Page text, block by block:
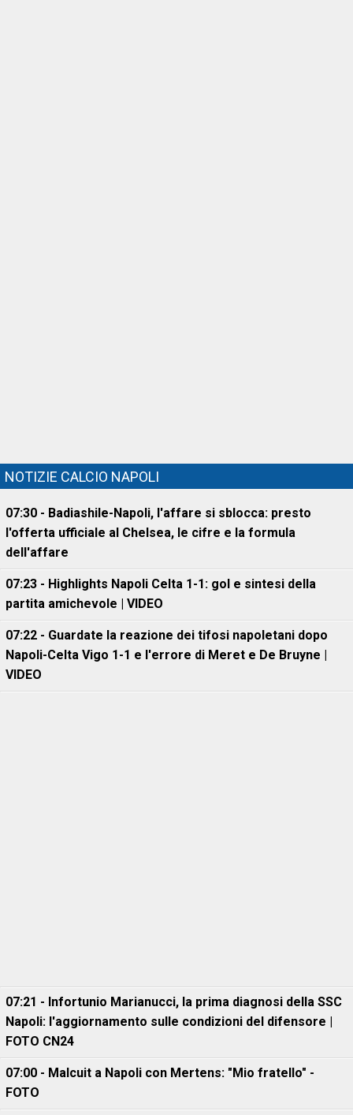
NOTIZIE CALCIO NAPOLI
07:30 - Badiashile-Napoli, l'affare si sblocca: presto
l'offerta ufficiale al Chelsea, le cifre e la formula
dell'affare
07:23 - Highlights Napoli Celta 1-1: gol e sintesi della
partita amichevole | VIDEO
07:22 - Guardate la reazione dei tifosi napoletani dopo
Napoli-Celta Vigo 1-1 e l'errore di Meret e De Bruyne |
VIDEO
07:21 - Infortunio Marianucci, la prima diagnosi della SSC
Napoli: l'aggiornamento sulle condizioni del difensore |
FOTO CN24
07:00 - Malcuit a Napoli con Mertens: "Mio fratello" -
FOTO